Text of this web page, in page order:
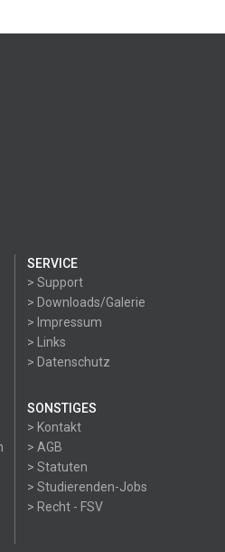
SERVICE
> Support
> Downloads/Galerie
> Impressum
> Links
> Datenschutz
SONSTIGES
> Kontakt
> AGB
> Statuten
> Studierenden-Jobs
> Recht - FSV